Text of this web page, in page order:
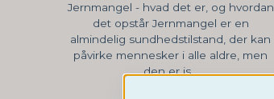
Jernmangel - hvad det er, og hvordan
det opstår Jernmangel er en
almindelig sundhedstilstand, der kan
påvirke mennesker i alle aldre, men
den er is...